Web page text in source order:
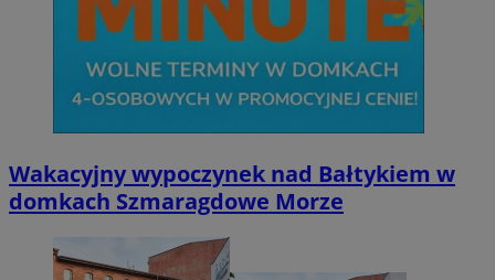
Wakacyjny wypoczynek nad Bałtykiem w
domkach Szmaragdowe Morze